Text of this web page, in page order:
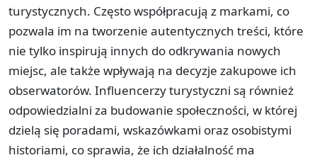
turystycznych. Często współpracują z markami, co
pozwala im na tworzenie autentycznych treści, które
nie tylko inspirują innych do odkrywania nowych
miejsc, ale także wpływają na decyzje zakupowe ich
obserwatorów. Influencerzy turystyczni są również
odpowiedzialni za budowanie społeczności, w której
dzielą się poradami, wskazówkami oraz osobistymi
historiami, co sprawia, że ich działalność ma